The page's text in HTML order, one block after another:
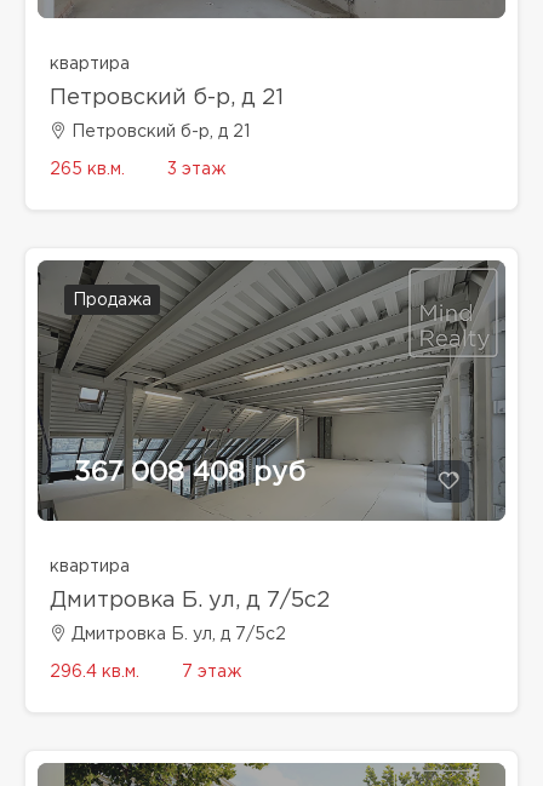
квартира
Петровский б-р, д 21
Петровский б-р, д 21
265 кв.м. 3 этаж
Продажа
367 008 408 руб
квартира
Дмитровка Б. ул, д 7/5с2
Дмитровка Б. ул, д 7/5с2
296.4 кв.м. 7 этаж